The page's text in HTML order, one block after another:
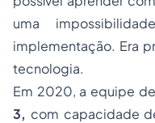
uma
implementação. Era
tecnologia.
Em 2020, a equipe
3, com capacidade